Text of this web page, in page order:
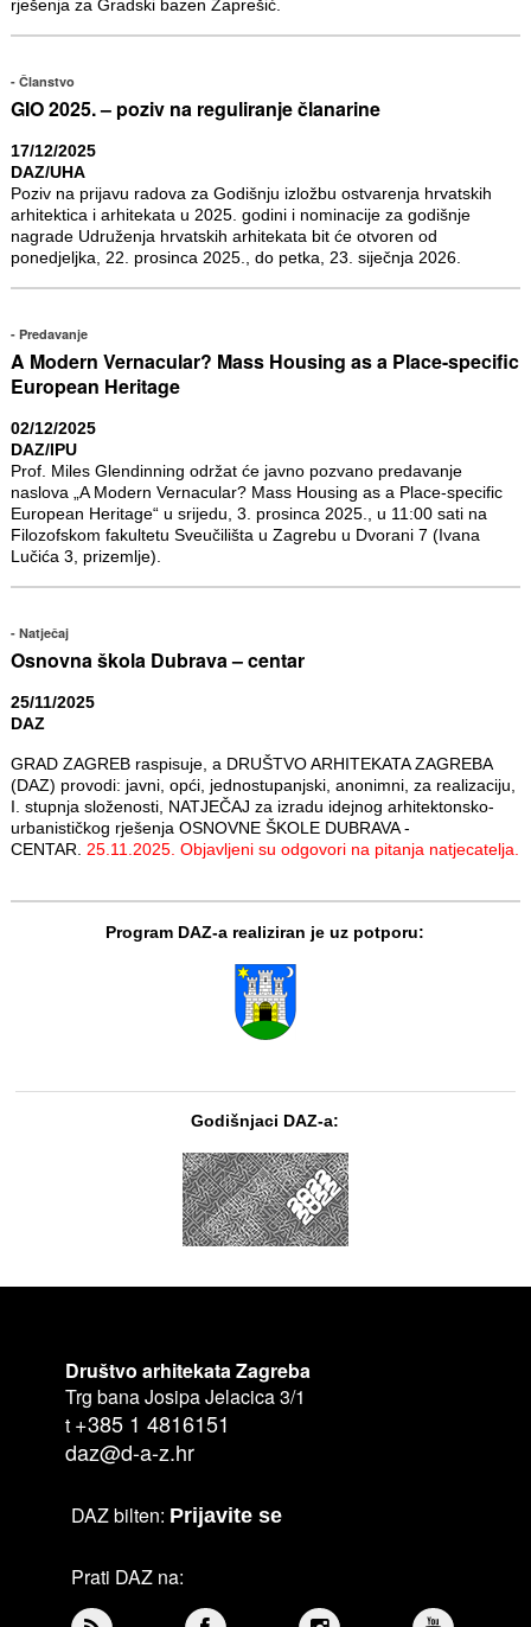
rješenja za Gradski bazen Zaprešić.
Članstvo
GIO 2025. – poziv na reguliranje članarine
17/12/2025
DAZ/UHA
Poziv na prijavu radova za Godišnju izložbu ostvarenja hrvatskih
arhitektica i arhitekata u 2025. godini i nominacije za godišnje
nagrade Udruženja hrvatskih arhitekata bit će otvoren od
ponedjeljka, 22. prosinca 2025., do petka, 23. siječnja 2026.
Predavanje
A Modern Vernacular? Mass Housing as a Place-specific
European Heritage
02/12/2025
DAZ/IPU
Prof. Miles Glendinning održat će javno pozvano predavanje
naslova „A Modern Vernacular? Mass Housing as a Place-specific
European Heritage“ u srijedu, 3. prosinca 2025., u 11:00 sati na
Filozofskom fakultetu Sveučilišta u Zagrebu u Dvorani 7 (Ivana
Lučića 3, prizemlje).
Natječaj
Osnovna škola Dubrava – centar
25/11/2025
DAZ
GRAD ZAGREB raspisuje, a DRUŠTVO ARHITEKATA ZAGREBA
(DAZ) provodi: javni, opći, jednostupanjski, anonimni, za realizaciju,
I. stupnja složenosti, NATJEČAJ za izradu idejnog arhitektonsko-
urbanističkog rješenja OSNOVNE ŠKOLE DUBRAVA -
CENTAR. 25.11.2025. Objavljeni su odgovori na pitanja natjecatelja.
Program DAZ-a realiziran je uz potporu:
Godišnjaci DAZ-a:
Društvo arhitekata Zagreba
Trg bana Josipa Jelacica 3/1
t +385 1 4816151
daz@d-a-z.hr
DAZ bilten: Prijavite se
Prati DAZ na: